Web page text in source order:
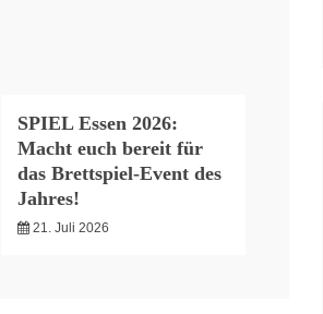
SPIEL Essen 2026:
Macht euch bereit für
das Brettspiel-Event des
Jahres!
21. Juli 2026